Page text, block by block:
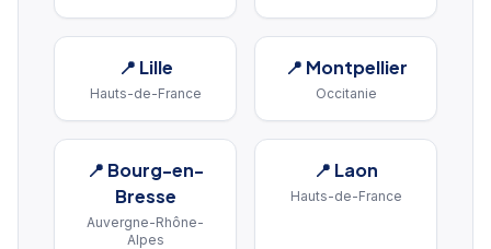
📍 Lille
Hauts-de-France
📍 Montpellier
Occitanie
📍 Bourg-en-
Bresse
Auvergne-Rhône-
Alpes
📍 Laon
Hauts-de-France